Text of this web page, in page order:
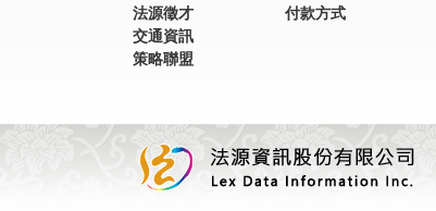
法源徵才
交通資訊
策略聯盟
付款方式